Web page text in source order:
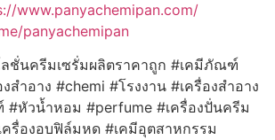
www.panyachemipan.com/
panyachemipan
ชั่นครีมเซรั่มผลิตราคาถูก #เคมีภัณฑ์
สำอาง #chemi #โรงงาน #เครื่องสำอาง
หัวน้ำหอม #perfume #เครื่องปั่นครีม
ครื่องอบฟิล์มหด #เคมีอุตสาหกรรม